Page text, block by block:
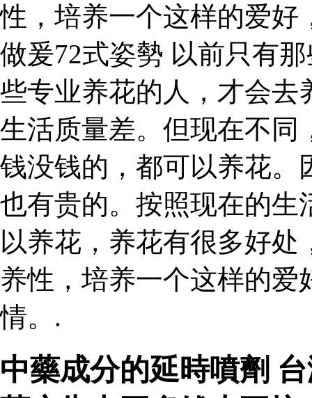
性，培养一个这样的爱好
做爰72式姿勢 以前只有
些专业养花的人，才会去
生活质量差。但现在不同
钱没钱的，都可以养花。
也有贵的。按照现在的生
以养花，养花有很多好
养性，培养一个这样的
情。.
中藥成分的延時噴劑